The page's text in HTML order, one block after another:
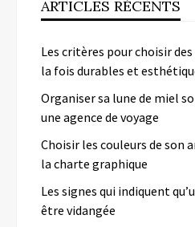
ARTICLES RÉCENTS
Les critères pour choisir
la fois durables et
Organiser sa lune de miel
une agence de voyage
Choisir les couleurs de son
la charte graphique
Les signes qui indiquent
être vidangée